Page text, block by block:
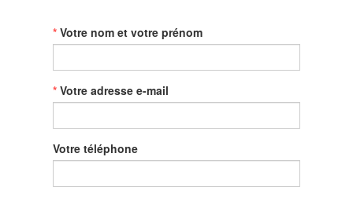
Votre nom et votre prénom
Votre adresse e-mail
Votre téléphone